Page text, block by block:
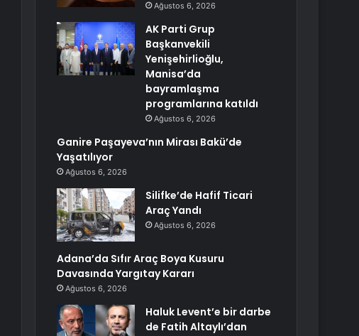
Ağustos 6, 2026
AK Parti Grup
Başkanvekili
Yenişehirlioğlu,
Manisa’da
bayramlaşma
programlarına katıldı
Ağustos 6, 2026
Ganire Paşayeva’nın Mirası Bakü’de
Yaşatılıyor
Ağustos 6, 2026
Silifke’de Hafif Ticari
Araç Yandı
Ağustos 6, 2026
Adana’da Sıfır Araç Boya Kusuru
Davasında Yargıtay Kararı
Ağustos 6, 2026
Haluk Levent’e bir darbe
de Fatih Altaylı’dan